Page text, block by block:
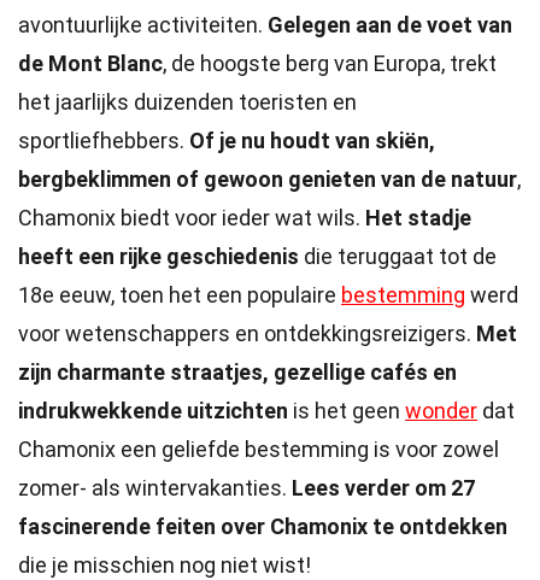
avontuurlijke activiteiten. Gelegen aan de voet van
de Mont Blanc, de hoogste berg van Europa, trekt
het jaarlijks duizenden toeristen en
sportliefhebbers. Of je nu houdt van skiën,
bergbeklimmen of gewoon genieten van de natuur,
Chamonix biedt voor ieder wat wils. Het stadje
heeft een rijke geschiedenis die teruggaat tot de
18e eeuw, toen het een populaire bestemming werd
voor wetenschappers en ontdekkingsreizigers. Met
zijn charmante straatjes, gezellige cafés en
indrukwekkende uitzichten is het geen wonder dat
Chamonix een geliefde bestemming is voor zowel
zomer- als wintervakanties. Lees verder om 27
fascinerende feiten over Chamonix te ontdekken
die je misschien nog niet wist!